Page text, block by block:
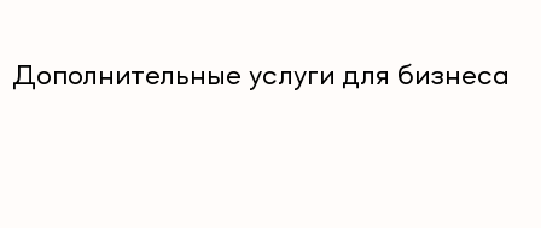
Дополнительные услуги для бизнеса